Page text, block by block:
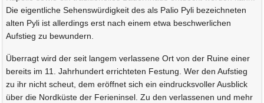
Die eigentliche Sehenswürdigkeit des als Palio Pyli bezeichneten
alten Pyli ist allerdings erst nach einem etwa beschwerlichen
Aufstieg zu bewundern.
Überragt wird der seit langem verlassene Ort von der Ruine einer
bereits im 11. Jahrhundert errichteten Festung. Wer den Aufstieg
zu ihr nicht scheut, dem eröffnet sich ein eindrucksvoller Ausblick
über die Nordküste der Ferieninsel. Zu den verlassenen und mehr